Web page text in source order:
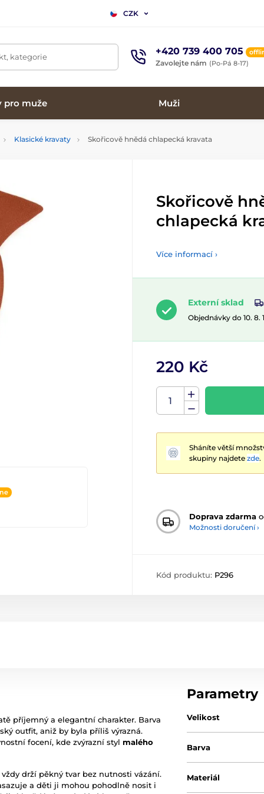
CZK
kategorie +420 739 400 705
Zavolejte nám (Po-Pá 8-17)
pro muže Muži
Klasické kravaty Skořicově hnědá chlapecká kravata
Skořicově
chlapecká
Více informací ›
Externí sklad
Objednávky do 10.
220 Kč
Sháníte větší
skupiny najdete zde.
Doprava zdarma
Možnosti doručení ›
Kód produktu: P296
příjemný a elegantní charakter. Barva
outfit, aniž by byla příliš výrazná.
focení, kde zvýrazní styl malého
vždy drží pěkný tvar bez nutnosti vázání.
a děti ji mohou pohodlně nosit i
Parametry
Velikost
Barva
Materiál